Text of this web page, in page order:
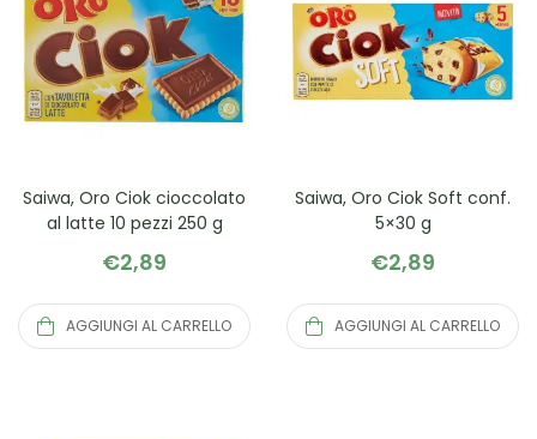
Saiwa, Oro Ciok cioccolato
al latte 10 pezzi 250 g
€2,89
AGGIUNGI AL CARRELLO
Saiwa, Oro Ciok Soft conf.
5×30 g
€2,89
AGGIUNGI AL CARRELLO